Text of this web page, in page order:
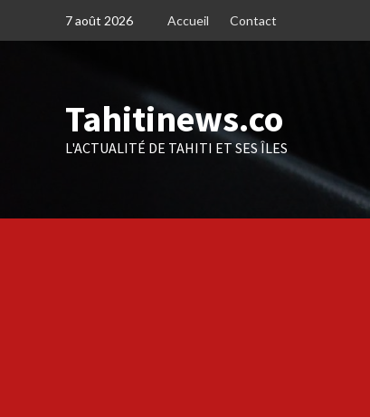
7 août 2026 Accueil Contact
Tahitinews.co
L'ACTUALITÉ DE TAHITI ET SES ÎLES